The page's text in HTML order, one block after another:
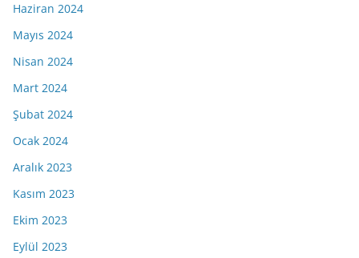
Haziran 2024
Mayıs 2024
Nisan 2024
Mart 2024
Şubat 2024
Ocak 2024
Aralık 2023
Kasım 2023
Ekim 2023
Eylül 2023